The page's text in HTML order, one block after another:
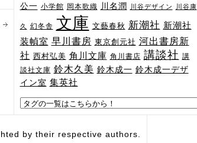
公一 小学館 岡本歌織 川名潤 川谷デザイン 川谷康
久 幻冬舎 文庫 文藝春秋 新潮社 新潮社
装幀室 早川書房 東京創元社 河出書房新
社 西村弘美 角川文庫 角川書店 講談社 講
談社文庫 鈴木久美 鈴木成一 鈴木成一デザ
イン室 集英社
by their respective authors.